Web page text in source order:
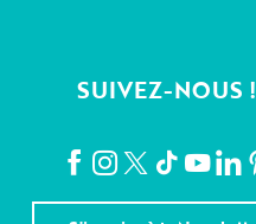
SUIVEZ-NOUS !